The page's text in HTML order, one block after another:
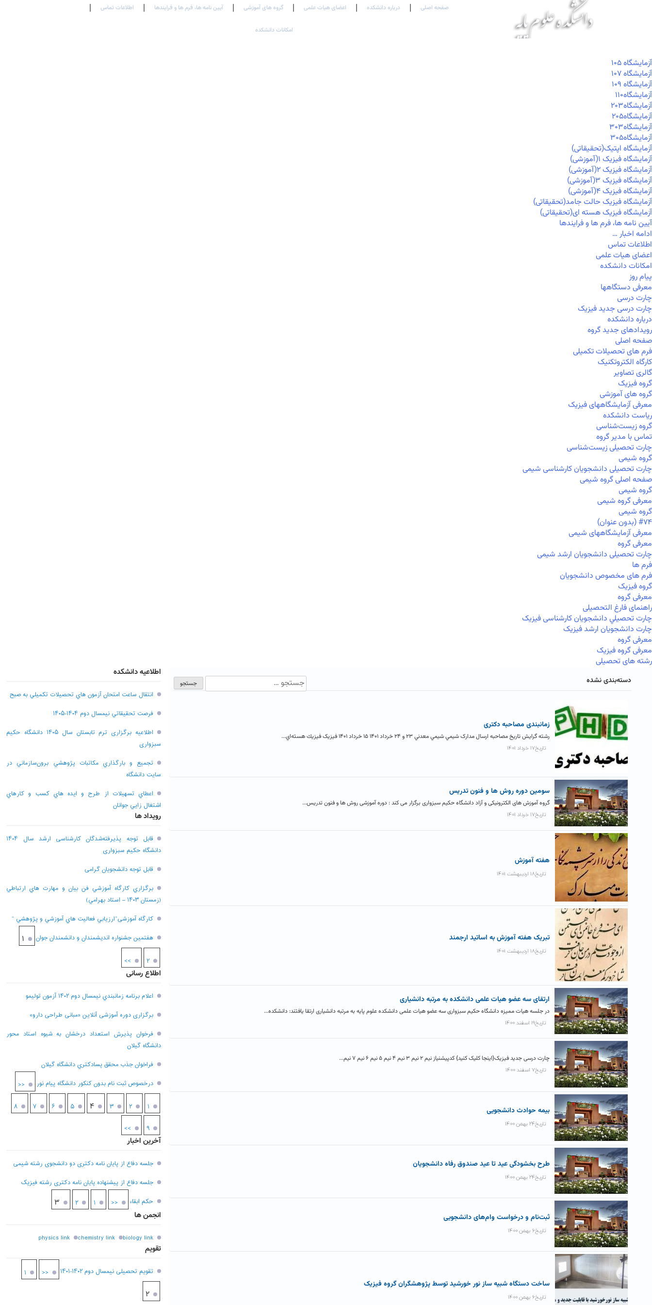
صفحه اصلی درباره دانشکده اعضای هیات علمی گروه های آموزشی آیین نامه ها، فرم ها و فرایندها اطلاعات تماس
امکانات دانشکده
آزمايشگاه ۱۰۵
آزمايشگاه ۱۰۷
آزمايشگاه ۱۰۹
آزمايشگاه۱۱۰
آزمايشگاه۲۰۳
آزمايشگاه۲۰۵
آزمايشگاه۳۰۳
آزمايشگاه۳۰۵
آزمایشگاه اپتیک(تحقیقاتی)
آزمایشگاه فیزیک ۱(آموزشی)
آزمایشگاه فیزیک ۲(آموزشی)
آزمایشگاه فیزیک ۳(آموزشی)
آزمایشگاه فیزیک ۴(آموزشی)
آزمایشگاه فیزیک حالت جامد(تحقیقاتی)
آزمایشگاه فیزیک هسته ای(تحقیقاتی)
آیین نامه ها، فرم ها و فرایندها
ادامه اخبار …
اطلاعات تماس
اعضای هیات علمی
امکانات دانشکده
پیام روز
معرفی دستگاهها
چارت درسی
چارت درسی جدید فیزیک
درباره دانشکده
رویدادهای جدید گروه
صفحه اصلی
فرم های تحصیلات تکمیلی
کارگاه الکتروتکنیک
گالری تصاویر
گروه فیزیک
گروه های آموزشی
معرفی آزمایشگاههای فیزیک
ریاست دانشکده
گروه زیست‌شناسی
تماس با مدیر گروه
چارت تحصیلی زیست‌شناسی
گروه شیمی
چارت تحصیلی دانشجویان کارشناسی شیمی
صفحه اصلی گروه شیمی
گروه شیمی
معرفی گروه شیمی
گروه شیمی
#۷۴ (بدون عنوان)
معرفی آزمایشگاههای شیمی
معرفی گروه
چارت تحصیلی دانشجویان ارشد شیمی
فرم ها
فرم های مخصوص دانشجویان
گروه فیزیک
معرفی گروه
راهنمای فارغ التحصیلی
چارت تحصيلي دانشجویان کارشناسی فیزیک
چارت دانشجویان ارشد فیزیک
معرفی گروه
معرفی گروه فیزیک
رشته های تحصیلی
دسته‌بندی نشده
زمانبندی مصاحبه دکتری
رشته گرایش تاریخ مصاحبه ارسال مدارک شيمي شيمي معدني ۲۳ و ۲۴ خرداد ۱۴۰۱ ۱۵ خرداد ۱۴۰۱ فیزیک فيزيك هسته‌اي...
تاریخ۱۷ خرداد ۱۴۰۱
سومین دوره روش ها و فنون تدریس
گروه آموزش های الکترونیکی و آزاد دانشگاه حکیم سبزواری برگزار می کند : دوره آموزشی روش ها و فنون تدریس...
تاریخ۱۷ خرداد ۱۴۰۱
هفته آموزش
تاریخ۱۸ اردیبهشت ۱۴۰۱
تبریک هفته آموزش به اساتید ارجمند
تاریخ۱۸ اردیبهشت ۱۴۰۱
ارتقای سه عضو هیات علمی دانشکده به مرتبه دانشیاری
در جلسه هیات ممیزه دانشگاه حکیم سبزواری سه عضو هیات علمی دانشکده علوم پایه به مرتبه دانشیاری ارتقا یافتند: دانشکده...
تاریخ۱۹ اسفند ۱۴۰۰
چارت درسی جدید فیزیک{اینجا کلیک کنید} کدپیشنیاز نیم ۲ نیم ۳ نیم ۴ نیم ۵ نیم ۶ نیم ۷ نیم...
تاریخ۷ اسفند ۱۴۰۰
بیمه حوادث دانشجویی
تاریخ۲۴ بهمن ۱۴۰۰
طرح بخشودگی عید تا عید صندوق رفاه دانشجویان
تاریخ۲۴ بهمن ۱۴۰۰
ثبت‌نام و درخواست وام‌های دانشجویی
تاریخ۶ بهمن ۱۴۰۰
ساخت دستگاه شبیه ساز نور خورشید توسط پژوهشگران گروه فیزیک
تاریخ۶ بهمن ۱۴۰۰
اطلاعیه دانشکده
انتقال ساعت امتحان آزمون هاي تحصيلات تکميلي به صبح
فرصت تحقيقاتي نیمسال دوم ۱۴۰۴-۱۴۰۵
اطلاعیه برگزاری ترم تابستان سال ۱۴۰۵ دانشگاه حکیم
سبزواری
تجميع و بارگذاري مکاتبات پژوهشي برون‌سازماني در
سايت دانشگاه
اعطاي تسهيلات از طرح و ايده هاي کسب و کارهاي
اشتغال زايي جوانان
رویداد ها
قابل توجه پذیرفته‌شدگان کارشناسی ارشد سال ۱۴۰۴
دانشگاه حکیم سبزواری
قابل توجه دانشجویان گرامی
برگزاري کارگاه آموزشي فن بيان و مهارت هاي ارتباطي
(زمستان ۱۴۰۳ – استاد بهرامي)
کارگاه آموزشی”ارزيابي فعاليت هاي آموزشي و پژوهشي “
هفتمين جشنواره انديشمندان و دانشمندان جوان
۱
۲ >>
اطلاع رسانی
اعلام برنامه زمانبندي نيمسال دوم ۱۴۰۲ آزمون توليمو
برگزاری دوره آموزشی آنلاین «مبانی طراحی دارو»
فرخوان پذيرش استعداد درخشان به شيوه استاد محور
دانشگاه گيلان
فراخوان جذب محقق پسادکتري دانشگاه گيلان
درخصوص ثبت نام بدون کنکور دانشگاه پیام نور
<<
۱ ۲ ۳ ۴ ۵ ۶ ۷ ۸
۹ >>
آخرین اخبار
جلسه دفاع از پایان نامه دکتری دو دانشجوی رشته شیمی
جلسه دفاع از پیشنهاده پایان نامه دکتری رشته فیزیک
حکم ابقاء
<< ۱ ۲ ۳
انجمن ها
biology link
chemistry link
physics link
تقویم
تقویم تحصیلی نیمسال دوم ۱۴۰۲-۱۴۰۱ << ۱
۲